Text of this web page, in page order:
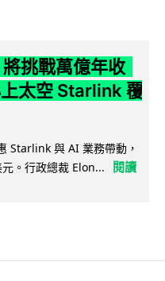
挑戰萬億年收
太空 Starlink 覆
Starlink 與 AI 業務帶動，
。行政總裁 Elon...
閱讀